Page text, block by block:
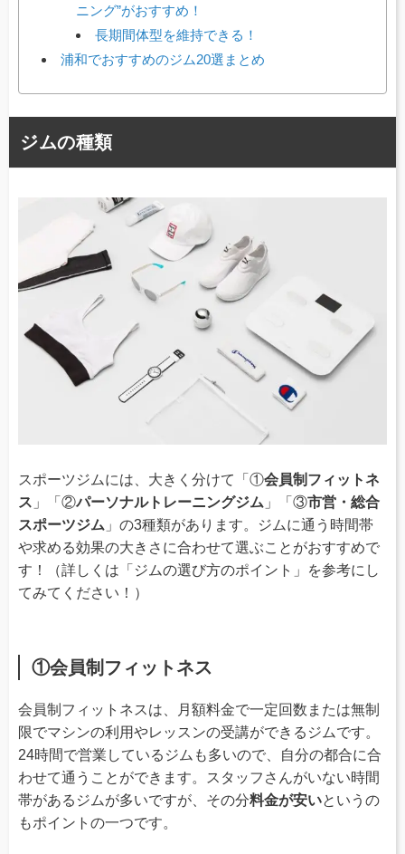
ニング”がおすすめ！
長期間体型を維持できる！
浦和でおすすめのジム20選まとめ
ジムの種類
スポーツジムには、大きく分けて「①会員制フィットネ
ス 」「②パーソナルトレーニングジム 」「③市営・総合
スポーツジム 」の3種類があります。ジムに通う時間帯
や求める効果の大きさに合わせて選ぶことがおすすめで
す！（詳しくは「ジムの選び方のポイント」を参考にし
てみてください！）
①会員制フィットネス
会員制フィットネスは、月額料金で一定回数または無制
限でマシンの利用やレッスンの受講ができるジムです。
24時間で営業しているジムも多いので、自分の都合に合
わせて通うことができます。スタッフさんがいない時間
帯があるジムが多いですが、その分料金が安いというの
もポイントの一つです。